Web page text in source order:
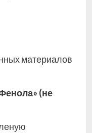
материалов
(не